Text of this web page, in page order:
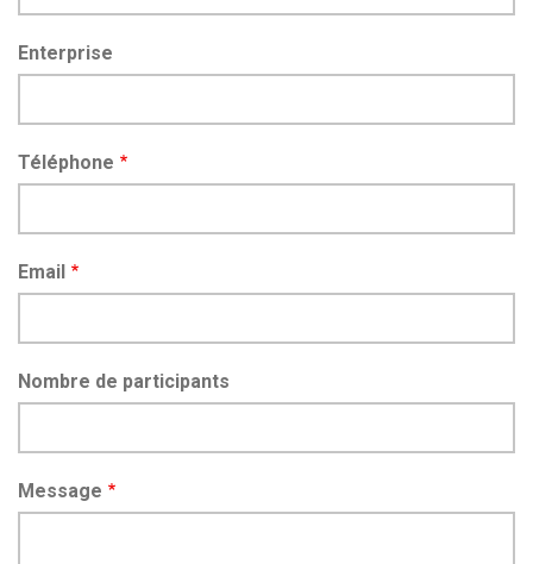
Enterprise
Téléphone
Email
Nombre de participants
Message